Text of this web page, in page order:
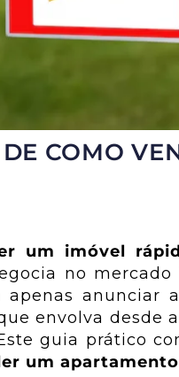
COMO
um imóvel
no
apenas anunciar
envolva desde
guia prático
um